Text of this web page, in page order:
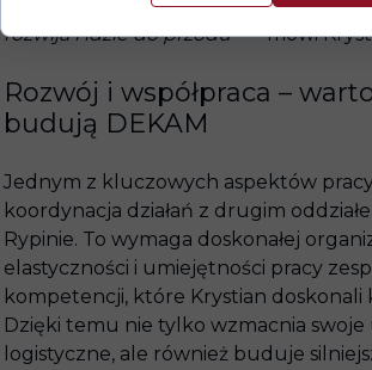
przyszłości. Lubię czuć, że jestem
rozwija i idzie do przodu” — mówi
Rozwój i współpraca –
budują DEKAM
Jednym z kluczowych aspektów
koordynacja działań z drugim
Rypinie. To wymaga doskonałej
elastyczności i umiejętności pracy
kompetencji, które Krystian doskonali
Dzięki temu nie tylko wzmacnia
logistyczne, ale również buduje